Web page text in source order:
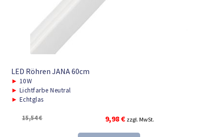
LED Röhren JANA 60cm
► 10W
► Lichtfarbe Neutral
► Echtglas
15,54€
Ursprünglicher
Preis
9,98 €Aktueller
Preis
zzgl. MwSt.